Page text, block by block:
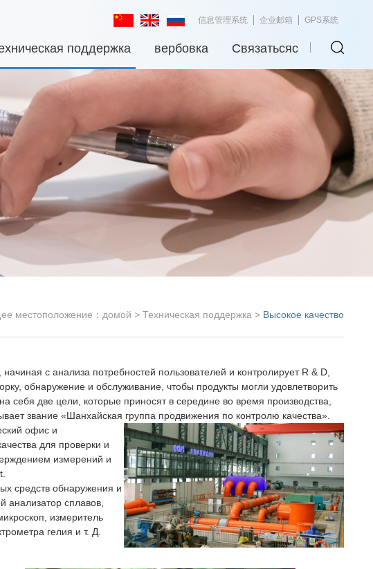
信息管理系统 企业邮箱 GPS系统
поддержка вербовка Связатьсяс
местоположение： домой > Техническая поддержка >Высокое качество
с анализа потребностей пользователей и контролирует R & D,
обнаружение и обслуживание, чтобы продукты могли удовлетворить
себя две цели, которые приносят в середине во время производства,
звание «Шанхайская группа продвижения по контролю качества».
офис и
для проверки и
измерений и
средств обнаружения и
сплавов,
измеритель
гелия и т. Д.